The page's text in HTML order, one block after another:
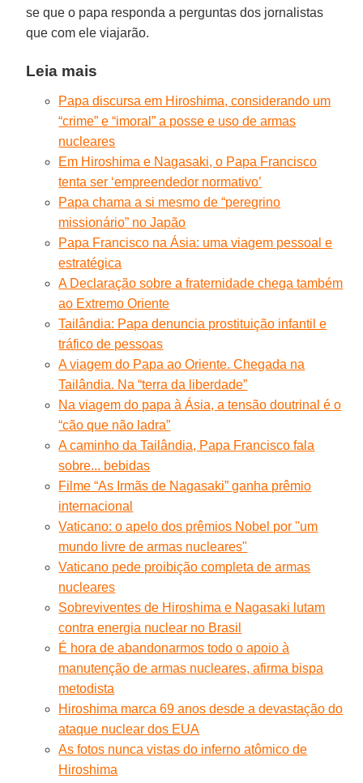
se que o papa responda a perguntas dos jornalistas
que com ele viajarão.
Leia mais
Papa discursa em Hiroshima, considerando um
“crime” e “imoral” a posse e uso de armas
nucleares
Em Hiroshima e Nagasaki, o Papa Francisco
tenta ser ‘empreendedor normativo’
Papa chama a si mesmo de “peregrino
missionário” no Japão
Papa Francisco na Ásia: uma viagem pessoal e
estratégica
A Declaração sobre a fraternidade chega também
ao Extremo Oriente
Tailândia: Papa denuncia prostituição infantil e
tráfico de pessoas
A viagem do Papa ao Oriente. Chegada na
Tailândia. Na “terra da liberdade”
Na viagem do papa à Ásia, a tensão doutrinal é o
“cão que não ladra”
A caminho da Tailândia, Papa Francisco fala
sobre... bebidas
Filme “As Irmãs de Nagasaki” ganha prêmio
internacional
Vaticano: o apelo dos prêmios Nobel por ''um
mundo livre de armas nucleares"
Vaticano pede proibição completa de armas
nucleares
Sobreviventes de Hiroshima e Nagasaki lutam
contra energia nuclear no Brasil
É hora de abandonarmos todo o apoio à
manutenção de armas nucleares, afirma bispa
metodista
Hiroshima marca 69 anos desde a devastação do
ataque nuclear dos EUA
As fotos nunca vistas do inferno atômico de
Hiroshima